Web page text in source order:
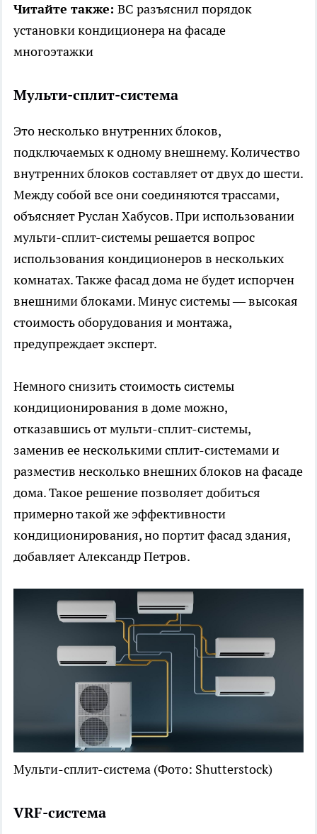
Читайте также: ВС разъяснил порядок
установки кондиционера на фасаде
многоэтажки
Мульти-сплит-система
Это несколько внутренних блоков,
подключаемых к одному внешнему. Количество
внутренних блоков составляет от двух до шести.
Между собой все они соединяются трассами,
объясняет Руслан Хабусов. При использовании
мульти-сплит-системы решается вопрос
использования кондиционеров в нескольких
комнатах. Также фасад дома не будет испорчен
внешними блоками. Минус системы — высокая
стоимость оборудования и монтажа,
предупреждает эксперт.
Немного снизить стоимость системы
кондиционирования в доме можно,
отказавшись от мульти-сплит-системы,
заменив ее несколькими сплит-системами и
разместив несколько внешних блоков на фасаде
дома. Такое решение позволяет добиться
примерно такой же эффективности
кондиционирования, но портит фасад здания,
добавляет Александр Петров.
Мульти-сплит-система (Фото: Shutterstock)
VRF-система